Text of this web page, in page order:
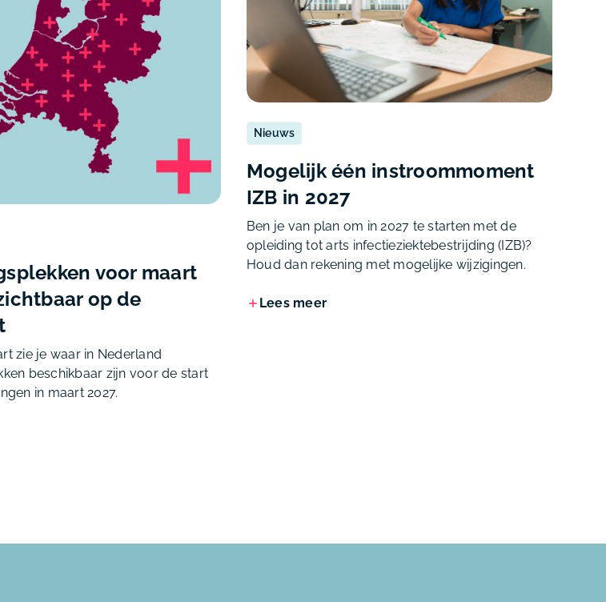
voor maart
op de
zie je waar in Nederland
beschikbaar zijn voor de start
in maart 2027.
Nieuws
Mogelijk één instroommoment
IZB in 2027
Ben je van plan om in 2027 te starten met de
opleiding tot arts infectieziektebestrijding (IZB)?
Houd dan rekening met mogelijke wijzigingen.
Lees meer